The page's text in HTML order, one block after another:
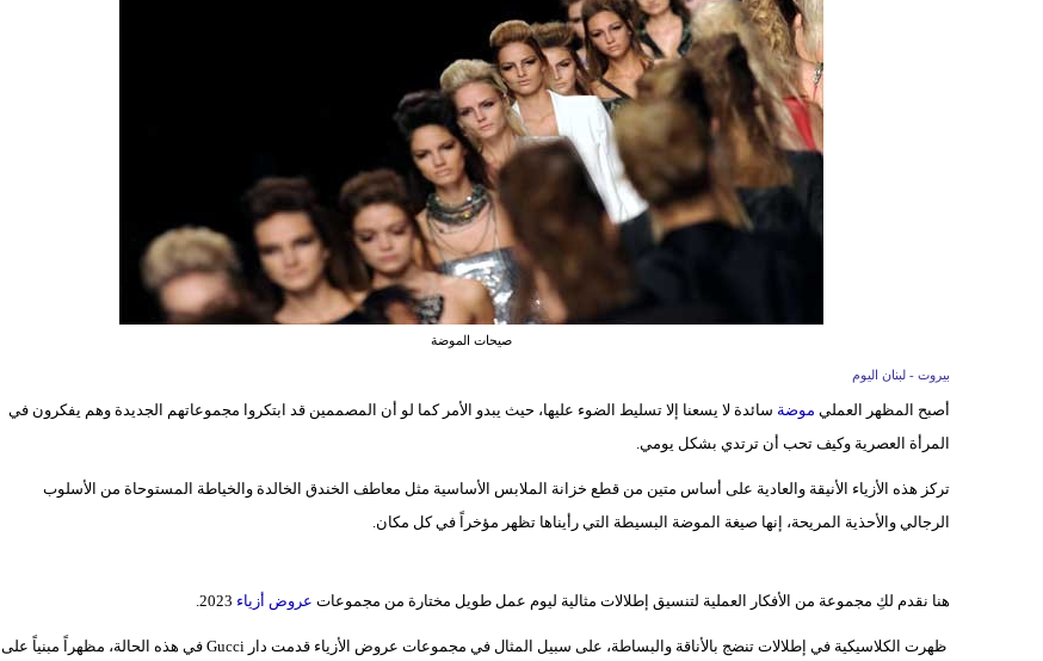
صيحات الموضة
بيروت - لبنان اليوم
أصبح المظهر العملي موضة سائدة لا يسعنا إلا تسليط الضوء عليها، حيث يبدو الأمر كما لو أن المصممين قد ابتكروا مجموعاتهم الجديدة وهم يفكرون في
المرأة العصرية وكيف تحب أن ترتدي بشكل يومي.
تركز هذه الأزياء الأنيقة والعادية على أساس متين من قطع خزانة الملابس الأساسية مثل معاطف الخندق الخالدة والخياطة المستوحاة من الأسلوب
الرجالي والأحذية المريحة، إنها صيغة الموضة البسيطة التي رأيناها تظهر مؤخراً في كل مكان.
هنا نقدم لكِ مجموعة من الأفكار العملية لتنسيق إطلالات مثالية ليوم عمل طويل مختارة من مجموعات عروض أزياء
ظهرت الكلاسيكية في إطلالات تنضج بالأناقة والبساطة، على سبيل المثال في مجموعات عروض الأزياء قدمت دار Gucci في هذه الحالة، مظهراً مبنياً على